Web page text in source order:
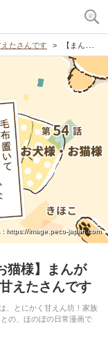
たさんです 【まんが】第54話：【お犬様・お猫様】まんが描き下ろし連載♪トイプードルが甘えたさんです
: https://image.peco-japan.com
猫様】まんが
えたさんです
、とにかく甘えん坊！家族
の、ほのぼの日常漫画で